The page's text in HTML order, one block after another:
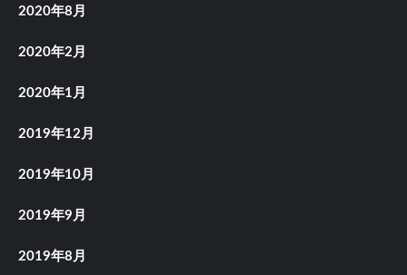
2020年8月
2020年2月
2020年1月
2019年12月
2019年10月
2019年9月
2019年8月